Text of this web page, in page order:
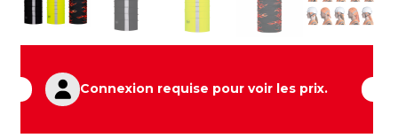
Connexion requise pour voir les prix.